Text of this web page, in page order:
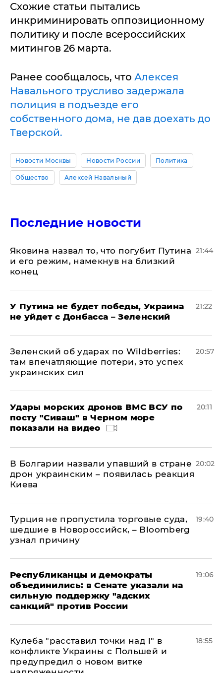
Схожие статьи пытались
инкриминировать оппозиционному
политику и после всероссийских
митингов 26 марта.
Ранее сообщалось, что Алексея
Навального трусливо задержала
полиция в подъезде его
собственного дома, не дав доехать до
Тверской.
Новости Москвы Новости России Политика
Общество Алексей Навальный
Последние новости
Яковина назвал то, что погубит Путина
и его режим, намекнув на близкий
конец
21:44
У Путина не будет победы, Украина
не уйдет с Донбасса – Зеленский
21:22
Зеленский об ударах по Wildberries:
там впечатляющие потери, это успех
украинских сил
20:57
Удары морских дронов ВМС ВСУ по
посту "Сиваш" в Черном море
показали на видео
20:11
В Болгарии назвали упавший в стране
дрон украинским – появилась реакция
Киева
20:02
Турция не пропустила торговые суда,
шедшие в Новороссийск, – Bloomberg
узнал причину
19:40
Республиканцы и демократы
объединились: в Сенате указали на
сильную поддержку "адских
санкций" против России
19:06
Кулеба "расставил точки над і" в
конфликте Украины с Польшей и
предупредил о новом витке
18:55